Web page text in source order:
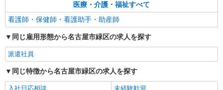
鳴海駅｜看護師さんのサポートスタッフ募集♪
医療行為なし
時給1500円〜2125円 ＜日払い有/週払い有/交
通費全支給(ガソリン代含む)＞
キープ
医療・介護・福祉すべて
看護師・保健師・看護助手・助産師
同じ雇用形態から名古屋市緑区の求人を探す
派遣社員
同じ特徴から名古屋市緑区の求人を探す
入社日応相談
未経験歓迎